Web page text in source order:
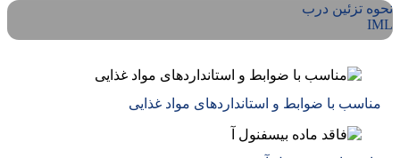
نحوه تزئین درب
IML
مناسب با ضوابط و استانداردهای مواد غذایی